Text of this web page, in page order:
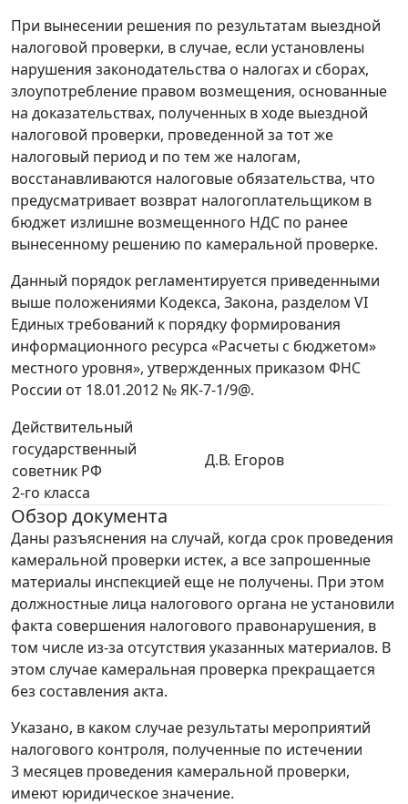
При вынесении решения по результатам выездной
налоговой проверки, в случае, если установлены
нарушения законодательства о налогах и сборах,
злоупотребление правом возмещения, основанные
на доказательствах, полученных в ходе выездной
налоговой проверки, проведенной за тот же
налоговый период и по тем же налогам,
восстанавливаются налоговые обязательства, что
предусматривает возврат налогоплательщиком в
бюджет излишне возмещенного НДС по ранее
вынесенному решению по камеральной проверке.
Данный порядок регламентируется приведенными
выше положениями Кодекса, Закона, разделом VI
Единых требований к порядку формирования
информационного ресурса «Расчеты с бюджетом»
местного уровня», утвержденных приказом ФНС
России от 18.01.2012 № ЯК-7-1/9@.
Действительный
государственный
советник РФ
2-го класса
Д.В. Егоров
Обзор документа
Даны разъяснения на случай, когда срок проведения
камеральной проверки истек, а все запрошенные
материалы инспекцией еще не получены. При этом
должностные лица налогового органа не установили
факта совершения налогового правонарушения, в
том числе из-за отсутствия указанных материалов. В
этом случае камеральная проверка прекращается
без составления акта.
Указано, в каком случае результаты мероприятий
налогового контроля, полученные по истечении
3 месяцев проведения камеральной проверки,
имеют юридическое значение.